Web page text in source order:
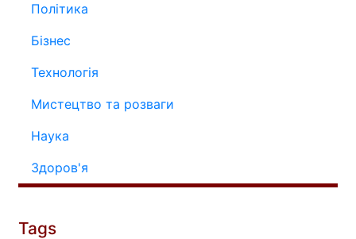
Політика
Бізнес
Технологія
Мистецтво та розваги
Наука
Здоров'я
Tags